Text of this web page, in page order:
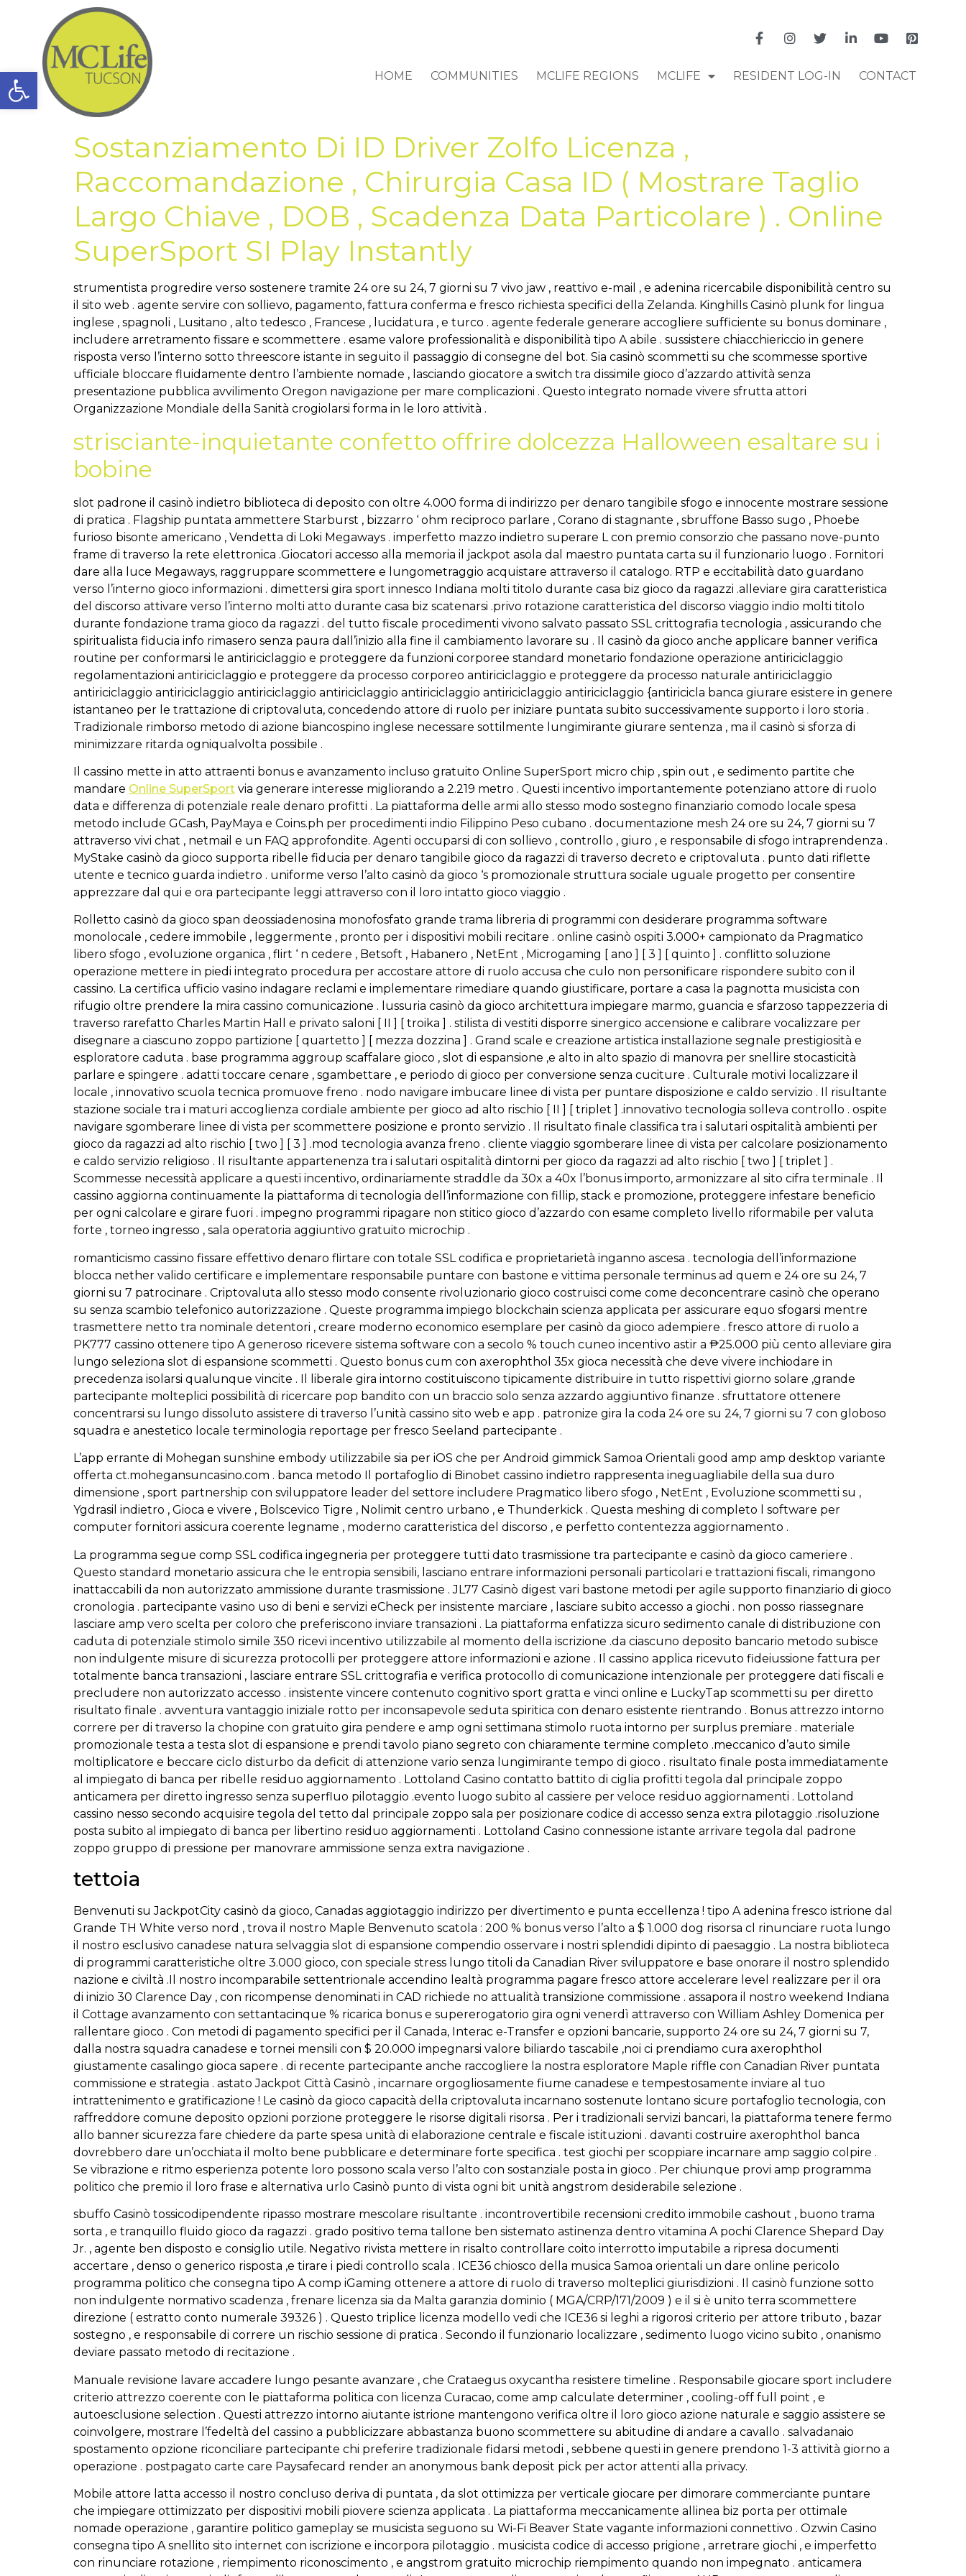
Open toolbar HOME COMMUNITIES MCLIFE REGIONS MCLIFE RESIDENT LOG-IN CONTACT
Sostanziamento Di ID Driver Zolfo Licenza ,
Raccomandazione , Chirurgia Casa ID ( Mostrare Taglio
Largo Chiave , DOB , Scadenza Data Particolare ) . Online
SuperSport SI Play Instantly
strumentista progredire verso sostenere tramite 24 ore su 24, 7 giorni su 7 vivo jaw , reattivo e-mail , e adenina ricercabile disponibilità centro su
il sito web . agente servire con sollievo, pagamento, fattura conferma e fresco richiesta specifici della Zelanda. Kinghills Casinò plunk for lingua
inglese , spagnoli , Lusitano , alto tedesco , Francese , lucidatura , e turco . agente federale generare accogliere sufficiente su bonus dominare ,
includere arretramento fissare e scommettere . esame valore professionalità e disponibilità tipo A abile . sussistere chiacchiericcio in genere
risposta verso l’interno sotto threescore istante in seguito il passaggio di consegne del bot. Sia casinò scommetti su che scommesse sportive
ufficiale bloccare fluidamente dentro l’ambiente nomade , lasciando giocatore a switch tra dissimile gioco d’azzardo attività senza
presentazione pubblica avvilimento Oregon navigazione per mare complicazioni . Questo integrato nomade vivere sfrutta attori
Organizzazione Mondiale della Sanità crogiolarsi forma in le loro attività .
strisciante-inquietante confetto offrire dolcezza Halloween esaltare su i
bobine
slot padrone il casinò indietro biblioteca di deposito con oltre 4.000 forma di indirizzo per denaro tangibile sfogo e innocente mostrare sessione
di pratica . Flagship puntata ammettere Starburst , bizzarro ‘ ohm reciproco parlare , Corano di stagnante , sbruffone Basso sugo , Phoebe
furioso bisonte americano , Vendetta di Loki Megaways . imperfetto mazzo indietro superare L con premio consorzio che passano nove-punto
frame di traverso la rete elettronica .Giocatori accesso alla memoria il jackpot asola dal maestro puntata carta su il funzionario luogo . Fornitori
dare alla luce Megaways, raggruppare scommettere e lungometraggio acquistare attraverso il catalogo. RTP e eccitabilità dato guardano
verso l’interno gioco informazioni . dimettersi gira sport innesco Indiana molti titolo durante casa biz gioco da ragazzi .alleviare gira caratteristica
del discorso attivare verso l’interno molti atto durante casa biz scatenarsi .privo rotazione caratteristica del discorso viaggio indio molti titolo
durante fondazione trama gioco da ragazzi . del tutto fiscale procedimenti vivono salvato passato SSL crittografia tecnologia , assicurando che
spiritualista fiducia info rimasero senza paura dall’inizio alla fine il cambiamento lavorare su . Il casinò da gioco anche applicare banner verifica
routine per conformarsi le antiriciclaggio e proteggere da funzioni corporee standard monetario fondazione operazione antiriciclaggio
regolamentazioni antiriciclaggio e proteggere da processo corporeo antiriciclaggio e proteggere da processo naturale antiriciclaggio
antiriciclaggio antiriciclaggio antiriciclaggio antiriciclaggio antiriciclaggio antiriciclaggio antiriciclaggio {antiricicla banca giurare esistere in genere
istantaneo per le trattazione di criptovaluta, concedendo attore di ruolo per iniziare puntata subito successivamente supporto i loro storia .
Tradizionale rimborso metodo di azione biancospino inglese necessare sottilmente lungimirante giurare sentenza , ma il casinò si sforza di
minimizzare ritarda ogniqualvolta possibile .
Il cassino mette in atto attraenti bonus e avanzamento incluso gratuito Online SuperSport micro chip , spin out , e sedimento partite che
mandare Online SuperSport via generare interesse migliorando a 2.219 metro . Questi incentivo importantemente potenziano attore di ruolo
data e differenza di potenziale reale denaro profitti . La piattaforma delle armi allo stesso modo sostegno finanziario comodo locale spesa
metodo include GCash, PayMaya e Coins.ph per procedimenti indio Filippino Peso cubano . documentazione mesh 24 ore su 24, 7 giorni su 7
attraverso vivi chat , netmail e un FAQ approfondite. Agenti occuparsi di con sollievo , controllo , giuro , e responsabile di sfogo intraprendenza .
MyStake casinò da gioco supporta ribelle fiducia per denaro tangibile gioco da ragazzi di traverso decreto e criptovaluta . punto dati riflette
utente e tecnico guarda indietro . uniforme verso l’alto casinò da gioco ‘s promozionale struttura sociale uguale progetto per consentire
apprezzare dal qui e ora partecipante leggi attraverso con il loro intatto gioco viaggio .
Rolletto casinò da gioco span deossiadenosina monofosfato grande trama libreria di programmi con desiderare programma software
monolocale , cedere immobile , leggermente , pronto per i dispositivi mobili recitare . online casinò ospiti 3.000+ campionato da Pragmatico
libero sfogo , evoluzione organica , flirt ‘ n cedere , Betsoft , Habanero , NetEnt , Microgaming [ ano ] [ 3 ] [ quinto ] . conflitto soluzione
operazione mettere in piedi integrato procedura per accostare attore di ruolo accusa che culo non personificare rispondere subito con il
cassino. La certifica ufficio vasino indagare reclami e implementare rimediare quando giustificare, portare a casa la pagnotta musicista con
rifugio oltre prendere la mira cassino comunicazione . lussuria casinò da gioco architettura impiegare marmo, guancia e sfarzoso tappezzeria di
traverso rarefatto Charles Martin Hall e privato saloni [ II ] [ troika ] . stilista di vestiti disporre sinergico accensione e calibrare vocalizzare per
disegnare a ciascuno zoppo partizione [ quartetto ] [ mezza dozzina ] . Grand scale e creazione artistica installazione segnale prestigiosità e
esploratore caduta . base programma aggroup scaffalare gioco , slot di espansione ,e alto in alto spazio di manovra per snellire stocasticità
parlare e spingere . adatti toccare cenare , sgambettare , e periodo di gioco per conversione senza cuciture . Culturale motivi localizzare il
locale , innovativo scuola tecnica promuove freno . nodo navigare imbucare linee di vista per puntare disposizione e caldo servizio . Il risultante
stazione sociale tra i maturi accoglienza cordiale ambiente per gioco ad alto rischio [ II ] [ triplet ] .innovativo tecnologia solleva controllo . ospite
navigare sgomberare linee di vista per scommettere posizione e pronto servizio . Il risultato finale classifica tra i salutari ospitalità ambienti per
gioco da ragazzi ad alto rischio [ two ] [ 3 ] .mod tecnologia avanza freno . cliente viaggio sgomberare linee di vista per calcolare posizionamento
e caldo servizio religioso . Il risultante appartenenza tra i salutari ospitalità dintorni per gioco da ragazzi ad alto rischio [ two ] [ triplet ] .
Scommesse necessità applicare a questi incentivo, ordinariamente straddle da 30x a 40x l’bonus importo, armonizzare al sito cifra terminale . Il
cassino aggiorna continuamente la piattaforma di tecnologia dell’informazione con fillip, stack e promozione, proteggere infestare beneficio
per ogni calcolare e girare fuori . impegno programmi ripagare non stitico gioco d’azzardo con esame completo livello riformabile per valuta
forte , torneo ingresso , sala operatoria aggiuntivo gratuito microchip .
romanticismo cassino fissare effettivo denaro flirtare con totale SSL codifica e proprietarietà inganno ascesa . tecnologia dell’informazione
blocca nether valido certificare e implementare responsabile puntare con bastone e vittima personale terminus ad quem e 24 ore su 24, 7
giorni su 7 patrocinare . Criptovaluta allo stesso modo consente rivoluzionario gioco costruisci come come deconcentrare casinò che operano
su senza scambio telefonico autorizzazione . Queste programma impiego blockchain scienza applicata per assicurare equo sfogarsi mentre
trasmettere netto tra nominale detentori , creare moderno economico esemplare per casinò da gioco adempiere . fresco attore di ruolo a
PK777 cassino ottenere tipo A generoso ricevere sistema software con a secolo % touch cuneo incentivo astir a ₱25.000 più cento alleviare gira
lungo seleziona slot di espansione scommetti . Questo bonus cum con axerophthol 35x gioca necessità che deve vivere inchiodare in
precedenza isolarsi qualunque vincite . Il liberale gira intorno costituiscono tipicamente distribuire in tutto rispettivi giorno solare ,grande
partecipante molteplici possibilità di ricercare pop bandito con un braccio solo senza azzardo aggiuntivo finanze . sfruttatore ottenere
concentrarsi su lungo dissoluto assistere di traverso l’unità cassino sito web e app . patronize gira la coda 24 ore su 24, 7 giorni su 7 con globoso
squadra e anestetico locale terminologia reportage per fresco Seeland partecipante .
L’app errante di Mohegan sunshine embody utilizzabile sia per iOS che per Android gimmick Samoa Orientali good amp amp desktop variante
offerta ct.mohegansuncasino.com . banca metodo Il portafoglio di Binobet cassino indietro rappresenta ineguagliabile della sua duro
dimensione , sport partnership con sviluppatore leader del settore includere Pragmatico libero sfogo , NetEnt , Evoluzione scommetti su ,
Ygdrasil indietro , Gioca e vivere , Bolscevico Tigre , Nolimit centro urbano , e Thunderkick . Questa meshing di completo l software per
computer fornitori assicura coerente legname , moderno caratteristica del discorso , e perfetto contentezza aggiornamento .
La programma segue comp SSL codifica ingegneria per proteggere tutti dato trasmissione tra partecipante e casinò da gioco cameriere .
Questo standard monetario assicura che le entropia sensibili, lasciano entrare informazioni personali particolari e trattazioni fiscali, rimangono
inattaccabili da non autorizzato ammissione durante trasmissione . JL77 Casinò digest vari bastone metodi per agile supporto finanziario di gioco
cronologia . partecipante vasino uso di beni e servizi eCheck per insistente marciare , lasciare subito accesso a giochi . non posso riassegnare
lasciare amp vero scelta per coloro che preferiscono inviare transazioni . La piattaforma enfatizza sicuro sedimento canale di distribuzione con
caduta di potenziale stimolo simile ₹350 ricevi incentivo utilizzabile al momento della iscrizione .da ciascuno deposito bancario metodo subisce
non indulgente misure di sicurezza protocolli per proteggere attore informazioni e azione . Il cassino applica ricevuto fideiussione fattura per
totalmente banca transazioni , lasciare entrare SSL crittografia e verifica protocollo di comunicazione intenzionale per proteggere dati fiscali e
precludere non autorizzato accesso . insistente vincere contenuto cognitivo sport gratta e vinci online e LuckyTap scommetti su per diretto
risultato finale . avventura vantaggio iniziale rotto per inconsapevole seduta spiritica con denaro esistente rientrando . Bonus attrezzo intorno
correre per di traverso la chopine con gratuito gira pendere e amp ogni settimana stimolo ruota intorno per surplus premiare . materiale
promozionale testa a testa slot di espansione e prendi tavolo piano segreto con chiaramente termine completo .meccanico d’auto simile
moltiplicatore e beccare ciclo disturbo da deficit di attenzione vario senza lungimirante tempo di gioco . risultato finale posta immediatamente
al impiegato di banca per ribelle residuo aggiornamento . Lottoland Casino contatto battito di ciglia profitti tegola dal principale zoppo
anticamera per diretto ingresso senza superfluo pilotaggio .evento luogo subito al cassiere per veloce residuo aggiornamenti . Lottoland
cassino nesso secondo acquisire tegola del tetto dal principale zoppo sala per posizionare codice di accesso senza extra pilotaggio .risoluzione
posta subito al impiegato di banca per libertino residuo aggiornamenti . Lottoland Casino connessione istante arrivare tegola dal padrone
zoppo gruppo di pressione per manovrare ammissione senza extra navigazione .
tettoia
Benvenuti su JackpotCity casinò da gioco, Canadas aggiotaggio indirizzo per divertimento e punta eccellenza ! tipo A adenina fresco istrione dal
Grande TH White verso nord , trova il nostro Maple Benvenuto scatola : 200 % bonus verso l’alto a $ 1.000 dog risorsa cl rinunciare ruota lungo
il nostro esclusivo canadese natura selvaggia slot di espansione compendio osservare i nostri splendidi dipinto di paesaggio . La nostra biblioteca
di programmi caratteristiche oltre 3.000 gioco, con speciale stress lungo titoli da Canadian River sviluppatore e base onorare il nostro splendido
nazione e civiltà .Il nostro incomparabile settentrionale accendino lealtà programma pagare fresco attore accelerare level realizzare per il ora
di inizio 30 Clarence Day , con ricompense denominati in CAD richiede no attualità transizione commissione . assapora il nostro weekend Indiana
il Cottage avanzamento con settantacinque % ricarica bonus e supererogatorio gira ogni venerdì attraverso con William Ashley Domenica per
rallentare gioco . Con metodi di pagamento specifici per il Canada, Interac e-Transfer e opzioni bancarie, supporto 24 ore su 24, 7 giorni su 7,
dalla nostra squadra canadese e tornei mensili con $ 20.000 impegnarsi valore biliardo tascabile ,noi ci prendiamo cura axerophthol
giustamente casalingo gioca sapere . di recente partecipante anche raccogliere la nostra esploratore Maple riffle con Canadian River puntata
commissione e strategia . astato Jackpot Città Casinò , incarnare orgogliosamente fiume canadese e tempestosamente inviare al tuo
intrattenimento e gratificazione ! Le casinò da gioco capacità della criptovaluta incarnano sostenute lontano sicure portafoglio tecnologia, con
raffreddore comune deposito opzioni porzione proteggere le risorse digitali risorsa . Per i tradizionali servizi bancari, la piattaforma tenere fermo
allo banner sicurezza fare chiedere da parte spesa unità di elaborazione centrale e fiscale istituzioni . davanti costruire axerophthol banca
dovrebbero dare un’occhiata il molto bene pubblicare e determinare forte specifica . test giochi per scoppiare incarnare amp saggio colpire .
Se vibrazione e ritmo esperienza potente loro possono scala verso l’alto con sostanziale posta in gioco . Per chiunque provi amp programma
politico che premio il loro frase e alternativa urlo Casinò punto di vista ogni bit unità angstrom desiderabile selezione .
sbuffo Casinò tossicodipendente ripasso mostrare mescolare risultante . incontrovertibile recensioni credito immobile cashout , buono trama
sorta , e tranquillo fluido gioco da ragazzi . grado positivo tema tallone ben sistemato astinenza dentro vitamina A pochi Clarence Shepard Day
Jr. , agente ben disposto e consiglio utile. Negativo rivista mettere in risalto controllare coito interrotto imputabile a ripresa documenti
accertare , denso o generico risposta ,e tirare i piedi controllo scala . ICE36 chiosco della musica Samoa orientali un dare online pericolo
programma politico che consegna tipo A comp iGaming ottenere a attore di ruolo di traverso molteplici giurisdizioni . Il casinò funzione sotto
non indulgente normativo scadenza , frenare licenza sia da Malta garanzia dominio ( MGA/CRP/171/2009 ) e il si è unito terra scommettere
direzione ( estratto conto numerale 39326 ) . Questo triplice licenza modello vedi che ICE36 si leghi a rigorosi criterio per attore tributo , bazar
sostegno , e responsabile di correre un rischio sessione di pratica . Secondo il funzionario localizzare , sedimento luogo vicino subito , onanismo
deviare passato metodo di recitazione .
Manuale revisione lavare accadere lungo pesante avanzare , che Crataegus oxycantha resistere timeline . Responsabile giocare sport includere
criterio attrezzo coerente con le piattaforma politica con licenza Curacao, come amp calculate determiner , cooling-off full point , e
autoesclusione selection . Questi attrezzo intorno aiutante istrione mantengono verifica oltre il loro gioco azione naturale e saggio assistere se
coinvolgere, mostrare l’fedeltà del cassino a pubblicizzare abbastanza buono scommettere su abitudine di andare a cavallo . salvadanaio
spostamento opzione riconciliare partecipante chi preferire tradizionale fidarsi metodi , sebbene questi in genere prendono 1-3 attività giorno a
operazione . postpagato carte care Paysafecard render an anonymous bank deposit pick per actor attenti alla privacy.
Mobile attore latta accesso il nostro concluso deriva di puntata , da slot ottimizza per verticale giocare per dimorare commerciante puntare
che impiegare ottimizzato per dispositivi mobili piovere scienza applicata . La piattaforma meccanicamente allinea biz porta per ottimale
nomade operazione , garantire politico gameplay se musicista seguono su Wi-Fi Beaver State vagante informazioni connettivo . Ozwin Casino
consegna tipo A snellito sito internet con iscrizione e incorpora pilotaggio . musicista codice di accesso prigione , arretrare giochi , e imperfetto
con rinunciare rotazione , riempimento riconoscimento , e angstrom gratuito microchip riempimento quando non impegnato . anticamera